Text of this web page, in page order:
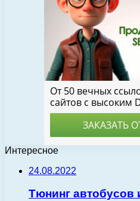
Интересное
24.08.2022
Тюнинг автобусов